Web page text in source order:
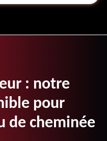
: notre
pour
de cheminée